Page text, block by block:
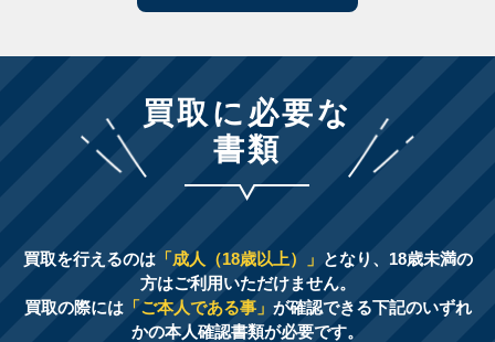
買取に必要な
書類
買取を行えるのは「成人（18歳以上）」 となり、18歳未満の
方はご利用いただけません。
買取の際には「ご本人である事」 が確認できる下記のいずれ
かの本人確認書類が必要です。